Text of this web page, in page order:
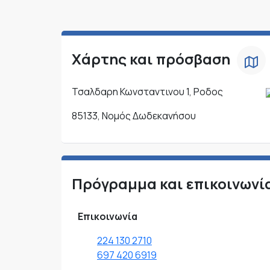
Χάρτης και πρόσβαση
Τσαλδαρη Κωνσταντινου 1, Ροδος
85133, Νομός Δωδεκανήσου
Πρόγραμμα και
Επικοινωνία
224 130 2710
697 420 6919